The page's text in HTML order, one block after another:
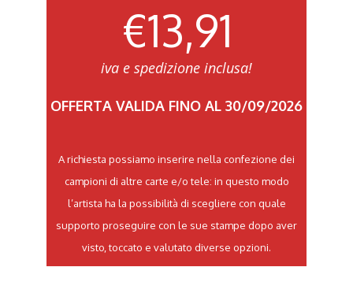
€13,91
iva e spedizione inclusa!
OFFERTA VALIDA FINO AL 30/09/2026
A richiesta possiamo inserire nella confezione dei
campioni di altre carte e/o tele: in questo modo
l’artista ha la possibilità di scegliere con quale
supporto proseguire con le sue stampe dopo aver
visto, toccato e valutato diverse opzioni.